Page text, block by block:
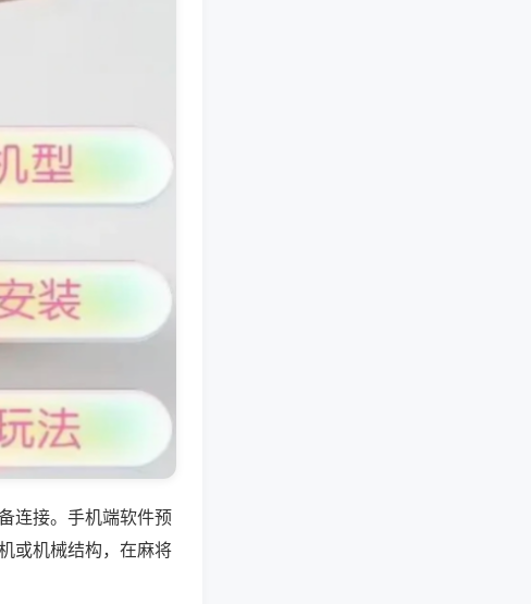
连接。手机端软件预
或机械结构，在麻将